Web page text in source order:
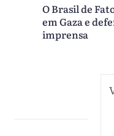
O Brasil de
em Gaza e
imprensa